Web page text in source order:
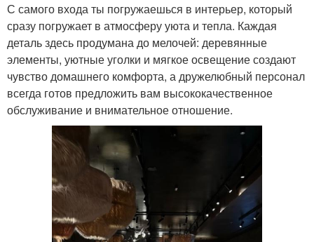
С самого входа ты погружаешься в интерьер, который
сразу погружает в атмосферу уюта и тепла. Каждая
деталь здесь продумана до мелочей: деревянные
элементы, уютные уголки и мягкое освещение создают
чувство домашнего комфорта, а дружелюбный персонал
всегда готов предложить вам высококачественное
обслуживание и внимательное отношение.